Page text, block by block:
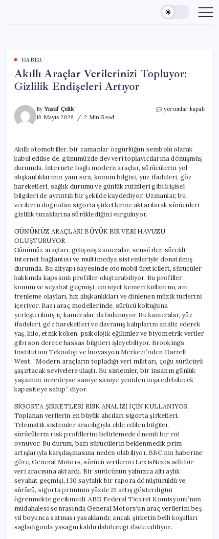
content
HABER
Akıllı Araçlar Verilerinizi Topluyor:
Gizlilik Endişeleri Artıyor
ByYusuf Çelik
16 Mayıs 2026
2 Min Read
Akıllı
Endişeleri
Artıyor
için
yorumlar kapalı
Akıllı otomobiller, bir zamanlar özgürlüğün sembolü olarak
kabul edilse de, günümüzde dev veri toplayıcılarına dönüşmüş
durumda. İnternete bağlı modern araçlar, sürücülerin yol
alışkanlıklarının yanı sıra, konum bilgisi, yüz ifadeleri, göz
hareketleri, sağlık durumu ve günlük rutinleri gibi kişisel
bilgileri de ayrıntılı bir şekilde kaydediyor. Uzmanlar, bu
verilerin doğrudan sigorta şirketlerine aktarılarak sürücüleri
gizlilik tuzaklarına sürüklediğini vurguluyor.
GÜNÜMÜZ ARAÇLARI BÜYÜK BİR VERİ HAVUZU
OLUŞTURUYOR
Günümüz araçları, gelişmiş kameralar, sensörler, sürekli
internet bağlantısı ve multimedya sistemleriyle donatılmış
durumda. Bu altyapı sayesinde otomobil üreticileri, sürücüler
hakkında kapsamlı profiller oluşturabiliyor. Bu profiller,
konum ve seyahat geçmişi, emniyet kemeri kullanımı, ani
frenleme olayları, hız alışkanlıkları ve dinlenen müzik türlerini
içeriyor. Bazı araç modellerinde, sürücü koltuğuna
yerleştirilmiş iç kameralar da bulunuyor. Bu kameralar, yüz
ifadeleri, göz hareketleri ve davranış kalıplarını analiz ederek
yaş, kilo, etnik köken, psikolojik eğilimler ve biyometrik veriler
gibi son derece hassas bilgileri işleyebiliyor. Brookings
Institution Teknoloji ve İnovasyon Merkezi’nden Darrell
West, “Modern araçların topladığı veri miktarı, çoğu sürücüyü
şaşırtacak seviyelere ulaştı. Bu sistemler, bir insanın günlük
yaşamını neredeyse saniye saniye yeniden inşa edebilecek
kapasiteye sahip” diyor.
SİGORTA ŞİRKETLERİ RİSK ANALİZİ İÇİN KULLANIYOR
Toplanan verilerin en büyük alıcıları sigorta şirketleri.
Telematik sistemler aracılığıyla elde edilen bilgiler,
sürücülerin risk profillerini belirlemede önemli bir rol
oynuyor. Bu durum, bazı sürücülerin beklenmedik prim
artışlarıyla karşılaşmasına neden olabiliyor. BBC’nin haberine
göre, General Motors, sürücü verilerini LexisNexis adlı bir
veri aracısına aktardı. Bir sürücünün yalnızca altı aylık
seyahat geçmişi, 130 sayfalık bir rapora dönüştürüldü ve
sürücü, sigorta priminin yüzde 21 artış gösterdiğini
öğrenmekte gecikmedi. ABD Federal Ticaret Komisyonu’nun
müdahalesi sonrasında General Motors’un araç verilerini beş
yıl boyunca satması yasaklandı; ancak şirketin belli koşulları
sağladığında yasağın kaldırılabileceği ifade ediliyor.